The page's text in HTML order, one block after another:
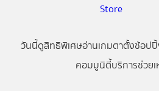
วันนี้ดูสิทธิพิเศษอ่านเกมตาตั้งช้อป
คอมมูนิตี้บริการช่วย